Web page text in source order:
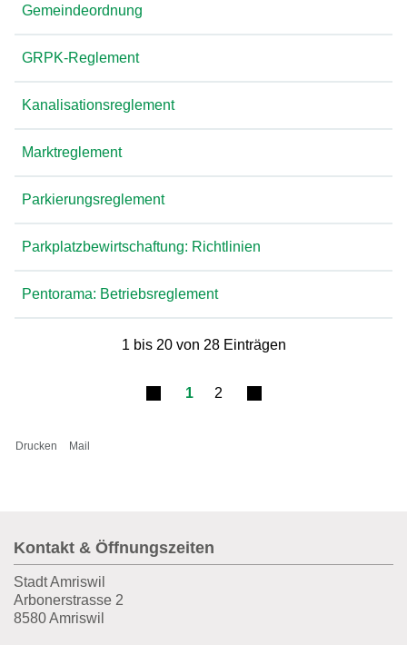
Gemeindeordnung
GRPK-Reglement
Kanalisationsreglement
Marktreglement
Parkierungsreglement
Parkplatzbewirtschaftung: Richtlinien
Pentorama: Betriebsreglement
1 bis 20 von 28 Einträgen
1 2
Drucken Mail
Kontakt & Öffnungszeiten
Stadt Amriswil
Arbonerstrasse 2
8580 Amriswil